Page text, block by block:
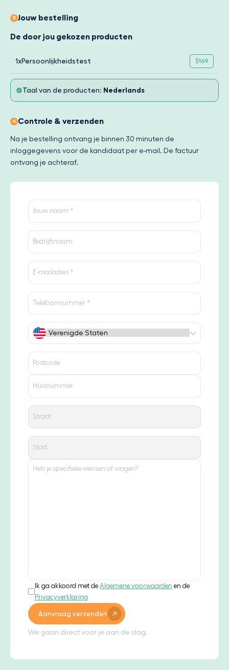
3 Jouw bestelling
De door jou gekozen producten
1xPersoonlijkheidstest $169
Taal van de producten: Nederlands
4 Controle & verzenden
Na je bestelling ontvang je binnen 30 minuten de
inloggegevens voor de kandidaat per e-mail. De factuur
ontvang je achteraf.
Ik ga akkoord met de Algemene voorwaarden en de
Privacyverklaring
Aanvraag verzenden
We gaan direct voor je aan de slag.